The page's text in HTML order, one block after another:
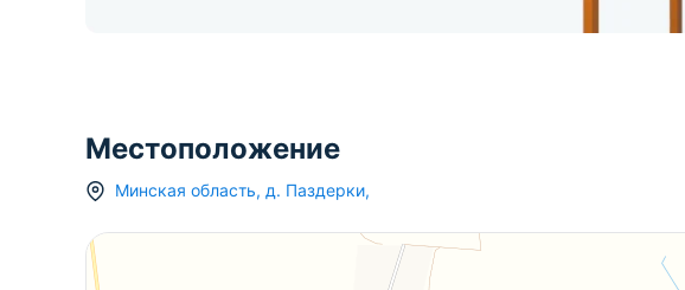
Местоположение
Минская область, д. Паздерки,